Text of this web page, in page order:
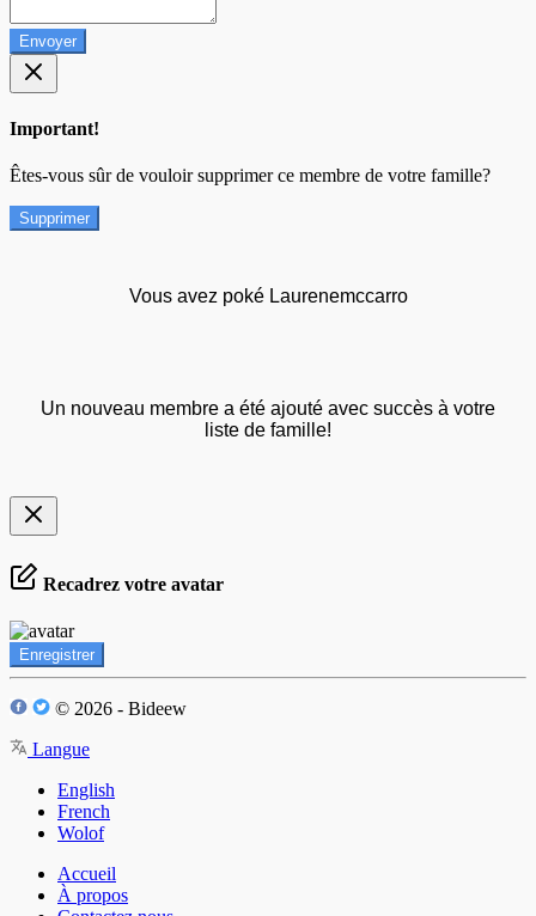
Envoyer
Important!
Êtes-vous sûr de vouloir supprimer ce membre de votre famille?
Supprimer
Vous avez poké Laurenemccarro
Un nouveau membre a été ajouté avec succès à votre
liste de famille!
Recadrez votre avatar
Enregistrer
© 2026 - Bideew
Langue
English
French
Wolof
Accueil
À propos